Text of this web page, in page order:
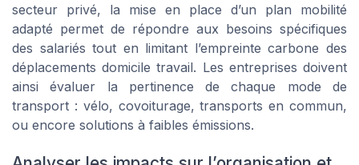
secteur privé, la mise en place d’un plan mobilité
adapté permet de répondre aux besoins spécifiques
des salariés tout en limitant l’empreinte carbone des
déplacements domicile travail. Les entreprises doivent
ainsi évaluer la pertinence de chaque mode de
transport : vélo, covoiturage, transports en commun,
ou encore solutions à faibles émissions.